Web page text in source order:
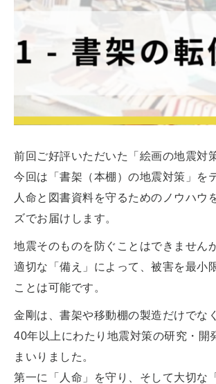
前回ご好評いただいた「絵画の地震対
今回は「書架（本棚）の地震対策」を
人命と図書資料を守るためのノウハウ
ズでお届けします。
地震そのものを防ぐことはできませんが
適切な「備え」によって、被害を最小
ことは可能です。
金剛は、書架や移動棚の製造だけでなく
40年以上にわたり地震対策の研究・開
まいりました。
第一に「人命」を守り、そして大切な